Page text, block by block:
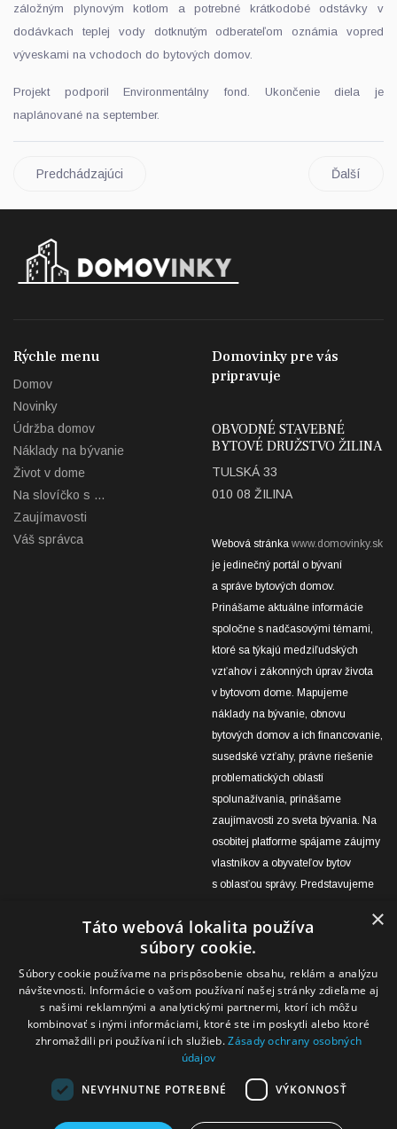
záložným plynovým kotlom a potrebné krátkodobé odstávky v
dodávkach teplej vody dotknutým odberateľom oznámia vopred
výveskami na vchodoch do bytových domov.
Projekt podporil Environmentálny fond. Ukončenie diela je
naplánované na september.
Predchádzajúci Ďalší
Rýchle menu
Domov
Novinky
Údržba domov
Náklady na bývanie
Život v dome
Na slovíčko s ...
Zaujímavosti
Váš správca
Domovinky pre vás
pripravuje
OBVODNÉ STAVEBNÉ
BYTOVÉ DRUŽSTVO ŽILINA
TULSKÁ 33
010 08 ŽILINA
Webová stránka www.domovinky.sk
je jedinečný portál o bývaní
a správe bytových domov.
Prinášame aktuálne informácie
spoločne s nadčasovými témami,
ktoré sa týkajú medziľudských
vzťahov i zákonných úprav života
v bytovom dome. Mapujeme
náklady na bývanie, obnovu
bytových domov a ich financovanie,
susedské vzťahy, právne riešenie
problematických oblastí
spolunažívania, prinášame
zaujímavosti zo sveta bývania. Na
osobitej platforme spájame záujmy
vlastníkov a obyvateľov bytov
s oblasťou správy. Predstavujeme
domov v správe OSBD Žilina aj
výsledky práce zástupcov
vlastníkov a domovníkov, ktoré
môžu byť inšpiráciou pre
ktorýkoľvek bytový dom na
×
Táto webová lokalita používa
súbory cookie.
Súbory cookie používame na prispôsobenie obsahu, reklám a analýzu
návštevnosti. Informácie o vašom používaní našej stránky zdieľame aj
s našimi reklamnými a analytickými partnermi, ktorí ich môžu
kombinovať s inými informáciami, ktoré ste im poskytli alebo ktoré
zhromaždili pri používaní ich služieb.Zásady ochrany osobných
údajov
NEVYHNUTNE POTREBNÉ VÝKONNOSŤ